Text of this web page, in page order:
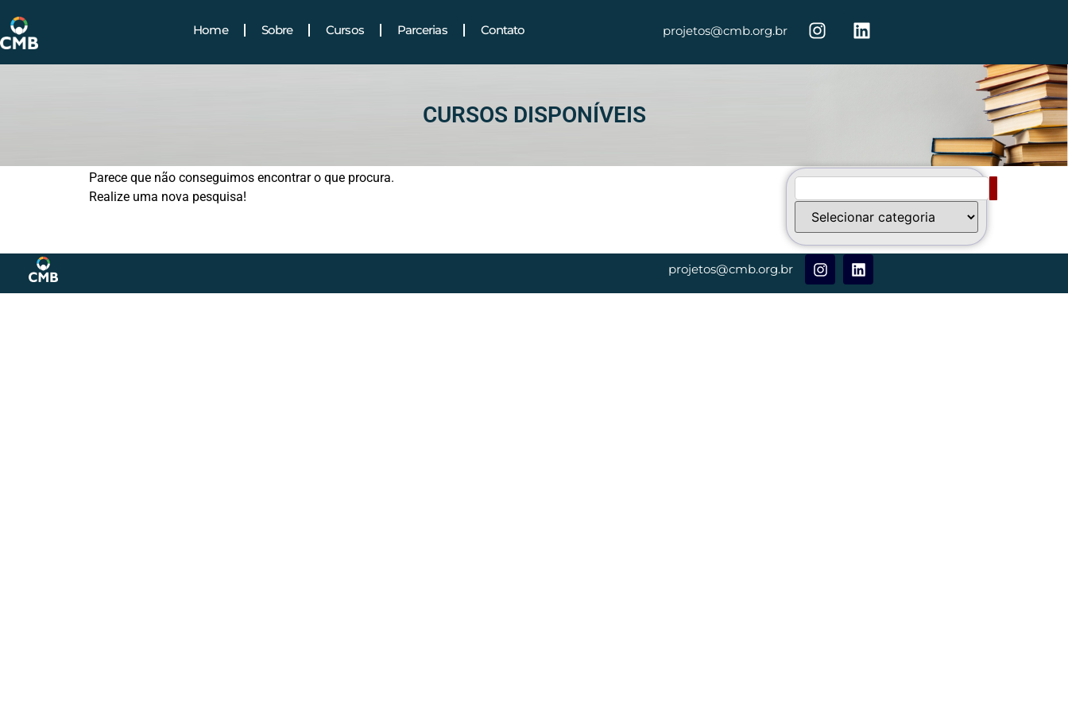
Home Sobre Cursos Parcerias Contato projetos@cmb.org.br
CURSOS DISPONÍVEIS
Parece que não conseguimos encontrar o que procura.
Realize uma nova pesquisa!
projetos@cmb.org.br